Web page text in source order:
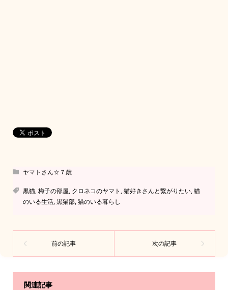
ヤマトさん☆７歳
黒猫,梅子の部屋, クロネコのヤマト ,猫好きさんと繋がりたい,猫
のいる生活,黒猫部,猫のいる暮らし
関連記事